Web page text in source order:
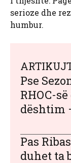
serioze dhe
humbur.
Pse
RHOC-
dështim
Pas
duhet ta